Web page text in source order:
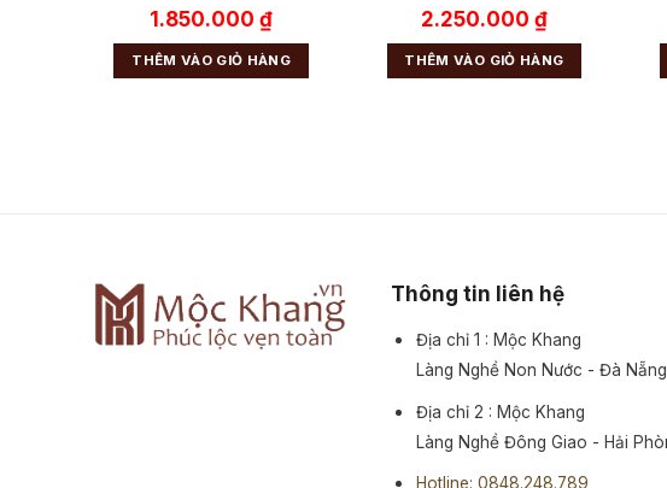
1.850.000₫
THÊM VÀO GIỎ HÀNG
2.250.000 ₫
THÊM VÀO GIỎ HÀNG
Thông tin liên hệ
Địa chỉ 1 : Mộc Khang
Làng Nghề Non Nước - Đà Nẵng
Địa chỉ 2 : Mộc Khang
Làng Nghề Đông Giao - Hải
Hotline: 0848.248.789